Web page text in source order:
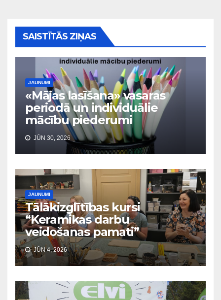
SAISTĪTĀS ZIŅAS
JAUNUMI
«Mājas lasīšana» vasaras
periodā un individuālie
mācību piederumi
JŪN 30, 2026
JAUNUMI
Tālākizglītības kursi
“Keramikas darbu
veidošanas pamati”
JŪN 4, 2026